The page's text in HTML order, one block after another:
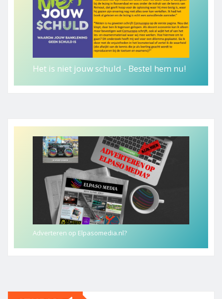
Het is niet jouw schuld - Bestel hem nu!
Adverteren op Elpasomedia.nl?